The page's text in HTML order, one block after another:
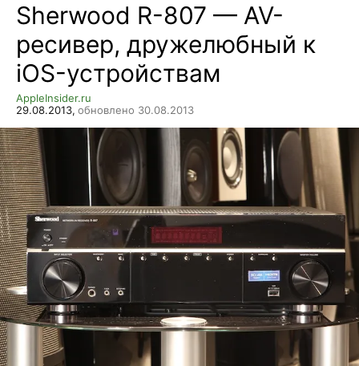
Sherwood R-807 — AV-
ресивер, дружелюбный к
iOS-устройствам
AppleInsider.ru
29.08.2013, обновлено 30.08.2013